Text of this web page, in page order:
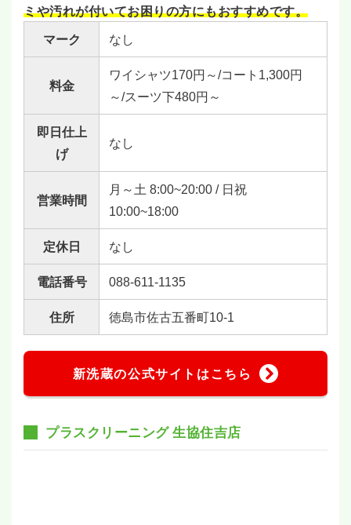
ミや汚れが付いてお困りの方にもおすすめです。
マーク なし
料金
ワイシャツ170円～/コート1,300円
～/スーツ下480円～
即日仕上
げ
なし
営業時間
月～土 8:00~20:00 / 日祝
10:00~18:00
定休日 なし
電話番号 088-611-1135
住所 徳島市佐古五番町10-1
新洗蔵の公式サイトはこちら
プラスクリーニング 生協住吉店